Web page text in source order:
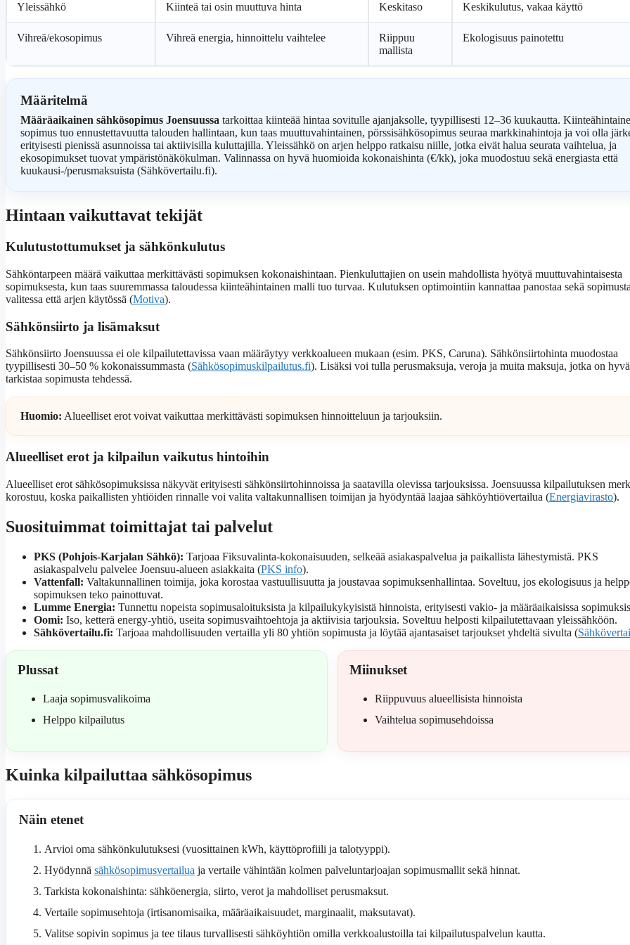
Yleissähkö Kiinteä tai osin muuttuva hinta Keskitaso Keskikulutus, vakaa käyttö
Vihreä/ekosopimus Vihreä energia, hinnoittelu vaihtelee
Riippuu
mallista
Ekologisuus painotettu
Määritelmä
Määräaikainen sähkösopimus Joensuussa tarkoittaa kiinteää hintaa sovitulle ajanjaksolle, tyypillisesti 12–36 kuukautta.
sopimus tuo ennustettavuutta talouden hallintaan, kun taas muuttuvahintainen, pörssisähkösopimus seuraa markkinahintoja ja voi olla
erityisesti pienissä asunnoissa tai aktiivisilla kuluttajilla. Yleissähkö on arjen helppo ratkaisu niille, jotka eivät halua seurata vaihtelua, ja
ekosopimukset tuovat ympäristönäkökulman. Valinnassa on hyvä huomioida kokonaishinta (€/kk), joka muodostuu sekä energiasta että
kuukausi-/perusmaksuista (Sähkövertailu.fi).
Hintaan vaikuttavat tekijät
Kulutustottumukset ja sähkönkulutus
Sähköntarpeen määrä vaikuttaa merkittävästi sopimuksen kokonaishintaan. Pienkuluttajien on usein mahdollista hyötyä muuttuvahintaisesta
sopimuksesta, kun taas suuremmassa taloudessa kiinteähintainen malli tuo turvaa. Kulutuksen optimointiin kannattaa panostaa sekä sopimusta
valitessa että arjen käytössä (Motiva).
Sähkönsiirto ja lisämaksut
Sähkönsiirto Joensuussa ei ole kilpailutettavissa vaan määräytyy verkkoalueen mukaan (esim. PKS, Caruna). Sähkönsiirtohinta muodostaa
tyypillisesti 30–50 % kokonaissummasta (Sähkösopimuskilpailutus.fi). Lisäksi voi tulla perusmaksuja, veroja ja muita maksuja, jotka on hyvä
tarkistaa sopimusta tehdessä.
Huomio: Alueelliset erot voivat vaikuttaa merkittävästi sopimuksen hinnoitteluun ja tarjouksiin.
Alueelliset erot ja kilpailun vaikutus hintoihin
Alueelliset erot sähkösopimuksissa näkyvät erityisesti sähkönsiirtohinnoissa ja saatavilla olevissa tarjouksissa. Joensuussa kilpailutuksen
korostuu, koska paikallisten yhtiöiden rinnalle voi valita valtakunnallisen toimijan ja hyödyntää laajaa sähköyhtiövertailua (Energiavirasto).
Suosituimmat toimittajat tai palvelut
PKS (Pohjois-Karjalan Sähkö): Tarjoaa Fiksuvalinta-kokonaisuuden, selkeää asiakaspalvelua ja paikallista lähestymistä. PKS
asiakaspalvelu palvelee Joensuu-alueen asiakkaita (PKS info).
Vattenfall: Valtakunnallinen toimija, joka korostaa vastuullisuutta ja joustavaa sopimuksenhallintaa. Soveltuu, jos ekologisuus ja
sopimuksen teko painottuvat.
Lumme Energia: Tunnettu nopeista sopimusaloituksista ja kilpailukykyisistä hinnoista, erityisesti vakio- ja määräaikaisissa
Oomi: Iso, ketterä energy-yhtiö, useita sopimusvaihtoehtoja ja aktiivisia tarjouksia. Soveltuu helposti kilpailutettavaan yleissähköön.
Sähkövertailu.fi: Tarjoaa mahdollisuuden vertailla yli 80 yhtiön sopimusta ja löytää ajantasaiset tarjoukset yhdeltä sivulta (
Plussat
Laaja sopimusvalikoima
Helppo kilpailutus
Miinukset
Riippuvuus alueellisista hinnoista
Vaihtelua sopimusehdoissa
Kuinka kilpailuttaa sähkösopimus
Näin etenet
Arvioi oma sähkönkulutuksesi (vuosittainen kWh, käyttöprofiili ja talotyyppi).
Hyödynnä sähkösopimusvertailua ja vertaile vähintään kolmen palveluntarjoajan sopimusmallit sekä hinnat.
Tarkista kokonaishinta: sähköenergia, siirto, verot ja mahdolliset perusmaksut.
Vertaile sopimusehtoja (irtisanomisaika, määräaikaisuudet, marginaalit, maksutavat).
Valitse sopivin sopimus ja tee tilaus turvallisesti sähköyhtiön omilla verkkoalustoilla tai kilpailutuspalvelun kautta.